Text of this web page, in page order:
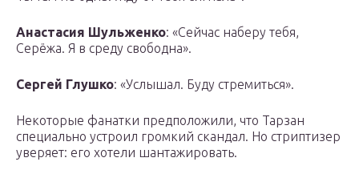
Анастасия Шульженко: «Сейчас наберу тебя,
Серёжа. Я в среду свободна».
Сергей Глушко: «Услышал. Буду стремиться».
Некоторые фанатки предположили, что Тарзан
специально устроил громкий скандал. Но стриптизер
уверяет: его хотели шантажировать.